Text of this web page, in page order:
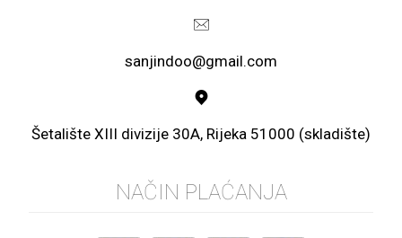
sanjindoo@gmail.com
Šetalište XIII divizije 30A, Rijeka 51000 (skladište)
NAČIN PLAĆANJA